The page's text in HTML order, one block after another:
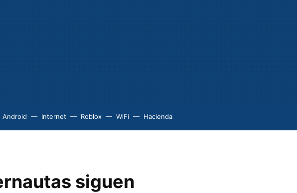
Android Internet Roblox WiFi Hacienda
siguen